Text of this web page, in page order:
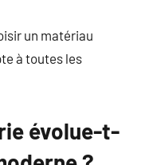
un matériau
à toutes les
évolue-t-